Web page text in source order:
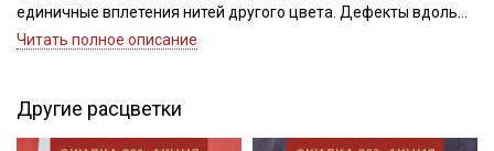
единичные вплетения нитей другого цвета. Дефекты вдоль
кромки на расстоянии до 5см от края браком не являются.
Поплин - это мягкий, слегка шелковистый, тактильно приятный
материал, из 100% хлопковых нитей, матовый на вид, с очень
мелким характерным рубчиком, который получается путем
Читать полное описание
Другие расцветки